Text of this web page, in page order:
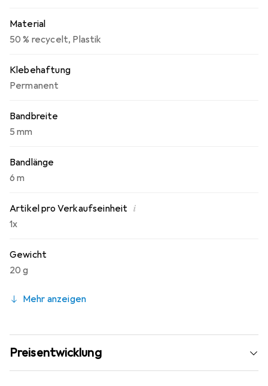
Material
50 % recycelt, Plastik
Klebehaftung
Permanent
Bandbreite
5 mm
Bandlänge
6 m
Artikel pro Verkaufseinheit i
1x
Gewicht
20 g
Mehr anzeigen
Preisentwicklung